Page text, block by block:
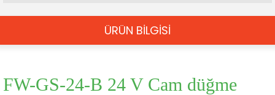
ÜRÜN BİLGİSİ
FW-GS-24-B 24 V Cam düğme